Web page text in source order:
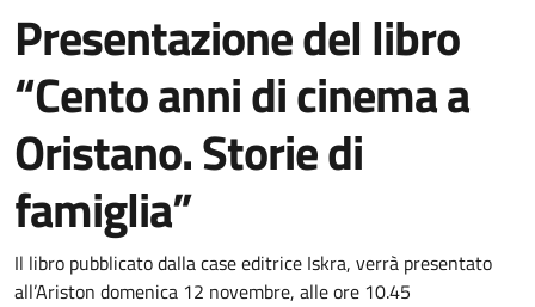
Presentazione del libro
“Cento anni di cinema a
Oristano. Storie di
famiglia”
Dettaglio dell'evento
Il libro pubblicato dalla case editrice Iskra, verrà presentato
all’Ariston domenica 12 novembre, alle ore 10.45